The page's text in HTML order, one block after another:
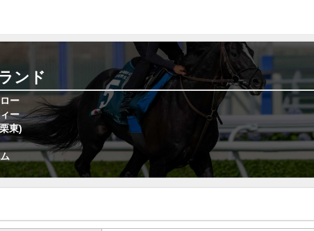
ンド
ー
ー
東)